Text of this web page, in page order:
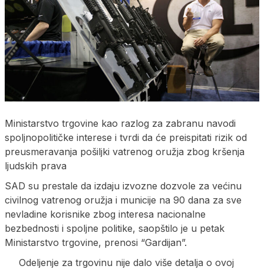
Ministarstvo trgovine kao razlog za zabranu navodi
spoljnopolitičke interese i tvrdi da će preispitati rizik od
preusmeravanja pošiljki vatrenog oružja zbog kršenja
ljudskih prava
SAD su prestale da izdaju izvozne dozvole za većinu
civilnog vatrenog oružja i municije na 90 dana za sve
nevladine korisnike zbog interesa nacionalne
bezbednosti i spoljne politike, saopštilo je u petak
Ministarstvo trgovine, prenosi “Gardijan”.
Odeljenje za trgovinu nije dalo više detalja o ovoj